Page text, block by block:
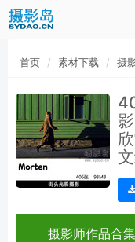
首页 素材下载 摄
摄影师作品合集